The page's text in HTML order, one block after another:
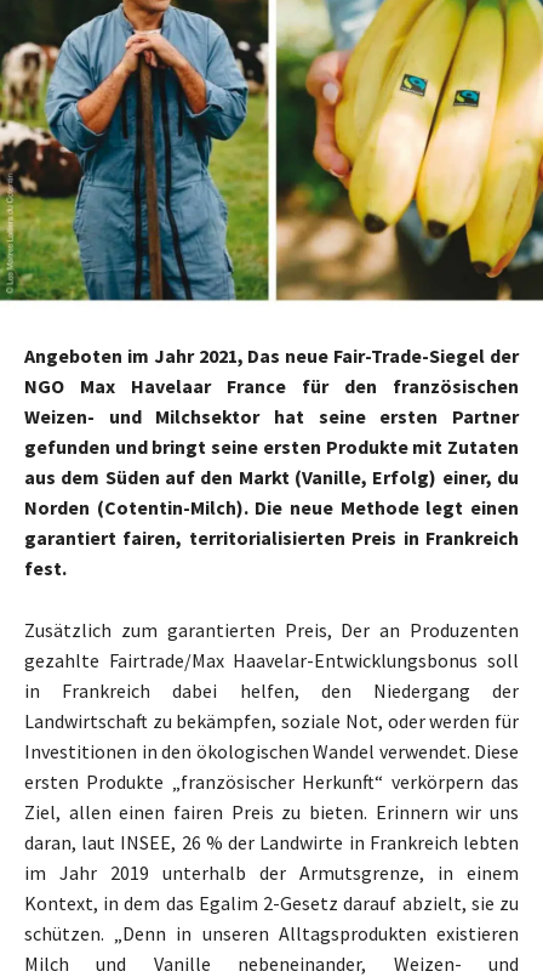
Angeboten im Jahr 2021, Das neue Fair-Trade-Siegel der
NGO Max Havelaar France für den französischen
Weizen- und Milchsektor hat seine ersten Partner
gefunden und bringt seine ersten Produkte mit Zutaten
aus dem Süden auf den Markt (Vanille, Erfolg) einer, du
Norden (Cotentin-Milch). Die neue Methode legt einen
garantiert fairen, territorialisierten Preis in Frankreich
fest.
Zusätzlich zum garantierten Preis, Der an Produzenten
gezahlte Fairtrade/Max Haavelar-Entwicklungsbonus soll
in Frankreich dabei helfen, den Niedergang der
Landwirtschaft zu bekämpfen, soziale Not, oder werden für
Investitionen in den ökologischen Wandel verwendet. Diese
ersten Produkte „französischer Herkunft“ verkörpern das
Ziel, allen einen fairen Preis zu bieten. Erinnern wir uns
daran, laut INSEE, 26 % der Landwirte in Frankreich lebten
im Jahr 2019 unterhalb der Armutsgrenze, in einem
Kontext, in dem das Egalim 2-Gesetz darauf abzielt, sie zu
schützen. „Denn in unseren Alltagsprodukten existieren
Milch und Vanille nebeneinander, Weizen- und